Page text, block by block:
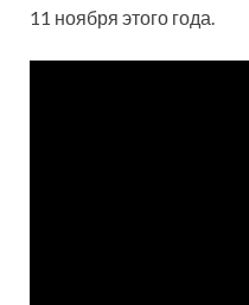
11 ноября этого года.